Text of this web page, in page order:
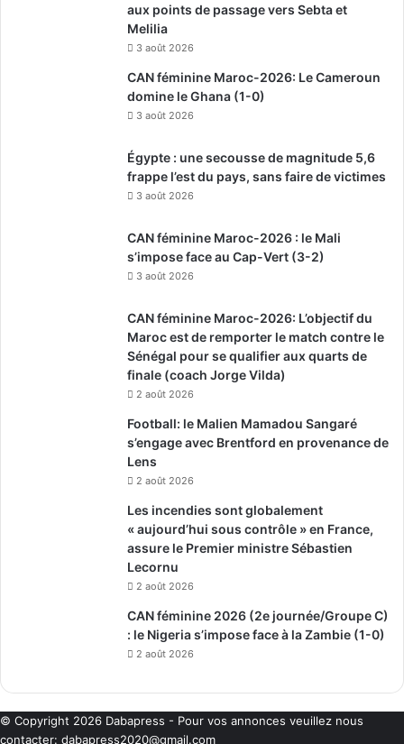
aux points de passage vers Sebta et
Melilia
3 août 2026
CAN féminine Maroc-2026: Le Cameroun
domine le Ghana (1-0)
3 août 2026
Égypte : une secousse de magnitude 5,6
frappe l’est du pays, sans faire de victimes
3 août 2026
CAN féminine Maroc-2026 : le Mali
s’impose face au Cap-Vert (3-2)
3 août 2026
CAN féminine Maroc-2026: L’objectif du
Maroc est de remporter le match contre le
Sénégal pour se qualifier aux quarts de
finale (coach Jorge Vilda)
2 août 2026
Football: le Malien Mamadou Sangaré
s’engage avec Brentford en provenance de
Lens
2 août 2026
Les incendies sont globalement
« aujourd’hui sous contrôle » en France,
assure le Premier ministre Sébastien
Lecornu
2 août 2026
CAN féminine 2026 (2e journée/Groupe C)
: le Nigeria s’impose face à la Zambie (1-0)
2 août 2026
© Copyright 2026 Dabapress - Pour vos annonces veuillez nous
contacter: dabapress2020@gmail.com